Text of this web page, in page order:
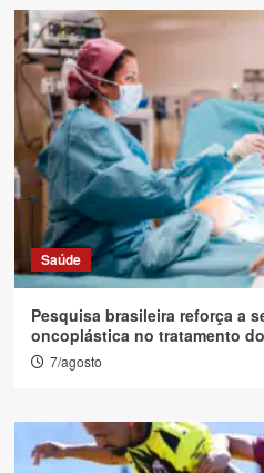
Saúde
Pesquisa brasileira reforça a
oncoplástica no tratamento
7/agosto